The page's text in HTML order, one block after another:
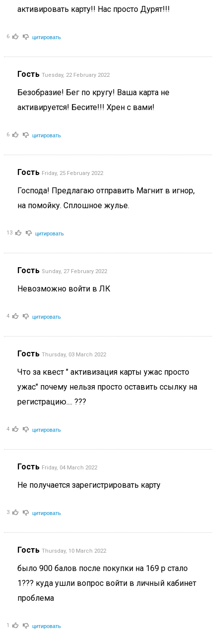
активировать карту!! Нас просто Дурят!!!
6 цитировать
Гость Tuesday, 22 February 2022
Безобразие! Бег по кругу! Ваша карта не
активируется! Бесите!!! Хрен с вами!
6 цитировать
Гость Friday, 25 February 2022
Господа! Предлагаю отправить Магнит в игнор,
на помойку. Сплошное жулье.
13 цитировать
Гость Sunday, 27 February 2022
Невозможно войти в ЛК
4 цитировать
Гость Thursday, 03 March 2022
Что за квест " активизация карты ужас просто
ужас" почему нельзя просто оставить ссылку на
регистрацию.... ???
4 цитировать
Гость Friday, 04 March 2022
Не получается зарегистрировать карту
3 цитировать
Гость Thursday, 10 March 2022
было 900 балов после покупки на 169 р стало
1??? куда ушли вопрос войти в личный кабинет
проблема
1 цитировать